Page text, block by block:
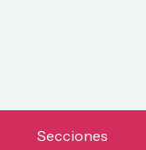
Secciones